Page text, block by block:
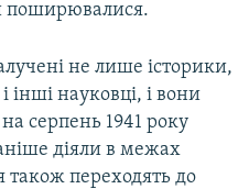
поширювалися.
не лише історики,
інші науковці, і вони
серпень 1941 року
діяли в межах
також переходять до